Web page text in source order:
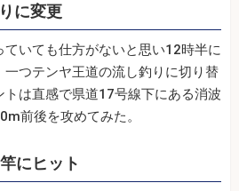
に変更
いても仕方がないと思い12時半に
つテンヤ王道の流し釣りに切り替
トは直感で県道17号線下にある消波
前後を攻めてみた。
にヒット